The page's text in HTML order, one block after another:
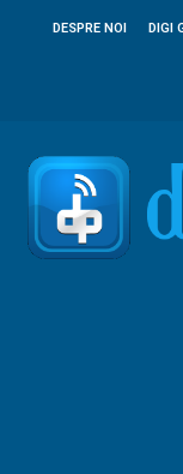
DESPRE NOI DIGI